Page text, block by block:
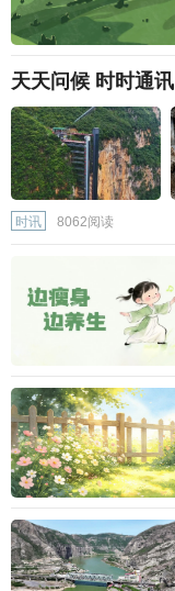
天天问候 时时通讯
时讯 8062阅读